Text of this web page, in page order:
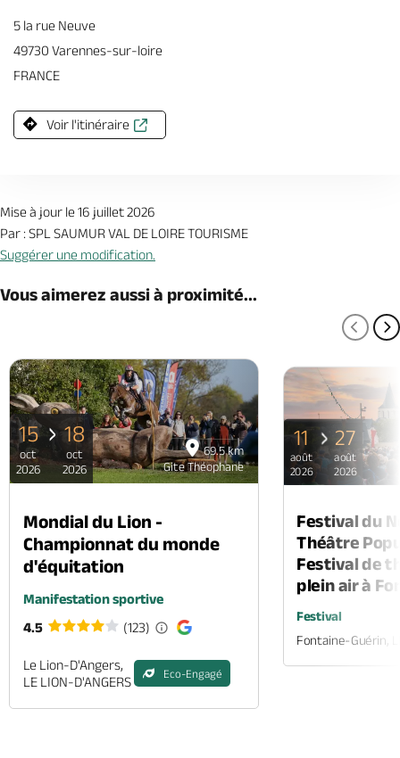
5 la rue Neuve
49730 Varennes-sur-loire
FRANCE
Voir l'itinéraire
Mise à jour le 16 juillet 2026
Par : SPL SAUMUR VAL DE LOIRE TOURISME
Suggérer une modification.
Vous aimerez aussi à proximité...
69.5 km
Gite Théophane
15
oct
2026
18
oct
2026
Mondial du Lion -
Championnat du monde
d'équitation
Manifestation sportive
4.5
(123)
Le Lion-D'Angers,
LE LION-D'ANGERS
Eco-Engagé
11
août
2026
27
août
2026
Festival du
Théâtre
Festival de
plein air à
Festival
Fontaine-Guérin,